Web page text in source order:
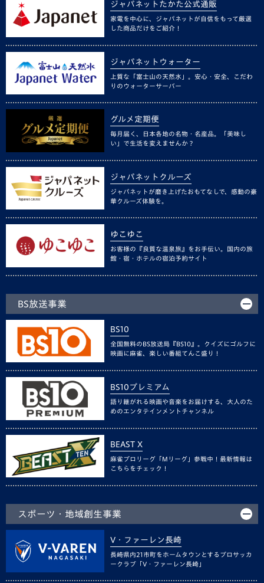
ジャパネットたかた公式通販
家電を中心に、ジャパネットが自信をもって厳選
した商品だけをご紹介！
ジャパネットウォーター
上質な「富士山の天然水」。安心・安全、こだわ
りのウォーターサーバー
グルメ定期便
毎月届く、日本各地の名物・名産品。「美味し
い」で生活を変えませんか？
ジャパネットクルーズ
ジャパネットが磨き上げたおもてなしで、感動の豪
華クルーズ体験を。
ゆこゆこ
お客様の『良質な温泉旅』をお手伝い。国内の旅
館・宿・ホテルの宿泊予約サイト
BS放送事業
BS10
全国無料のBS放送局『BS10』。クイズにゴルフに
映画に麻雀、楽しい番組てんこ盛り！
BS10プレミアム
語り継がれる映画や音楽をお届けする、大人のた
めのエンタテインメントチャンネル
BEAST X
麻雀プロリーグ「Mリーグ」参戦中！最新情報は
こちらをチェック！
スポーツ・地域創生事業
V・ファーレン長崎
長崎県内21市町をホームタウンとするプロサッカ
ークラブ「V・ファーレン長崎」